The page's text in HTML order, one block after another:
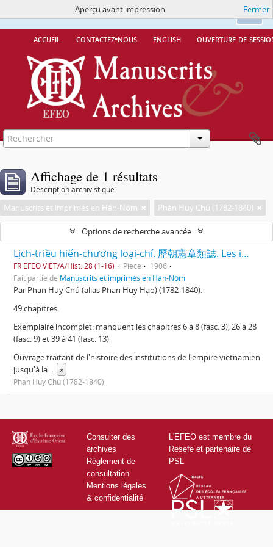
Ok
Ce site utilise des cookiesMore Info.
accueil contactez-nous english ouverture de
Aperçu avant impression Fermer
Affichage de 1 résultats
Description archivistique
Manuscrits et imprimés en Hán-Nôm Phan Huy Chú (1782-1840)
Options de recherche avancée
Lịch-triều hiến-chương loại-chí. 歷朝憲章類誌. Les institutions des différentes dynasties, classées par matières.
FR EFEO VIET/A/Hist. 28 (1-16) Pièce
1906
Fait partie de Manuscrits et imprimés en Hán-Nôm
Par Phan Huy Chú (alias Phan Huy Hạo) (1782-1840).
49 chapitres.
Exemplaire incomplet: manquent les chapitres 6 à 8 (fasc. 3), 26 à 28
(fasc. 9) et 39 à 41 (fasc. 13)
Ouvrage traitant de l'histoire des institutions de l'empire vietnamien
jusqu'à la ... »
Phan Huy Chú (1782-1840)
Consulter des
archives
Règlement de
consultation
Mentions légales
& confidentialité
L'EFEO est membre du
Resefe et partenaire de
PSL